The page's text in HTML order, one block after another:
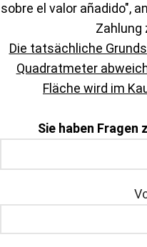
sobre el valor añadido",
Zahlung
Die tatsächliche
Quadratmeter
Fläche wird im
Sie haben Fragen